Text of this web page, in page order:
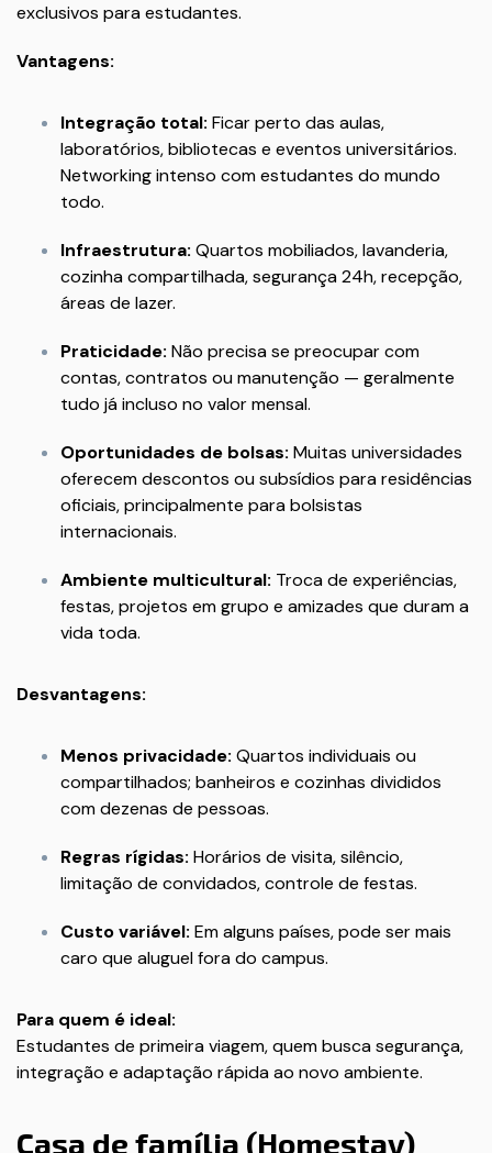
exclusivos para estudantes.
Vantagens:
Integração total: Ficar perto das aulas,
laboratórios, bibliotecas e eventos universitários.
Networking intenso com estudantes do mundo
todo.
Infraestrutura: Quartos mobiliados, lavanderia,
cozinha compartilhada, segurança 24h, recepção,
áreas de lazer.
Praticidade: Não precisa se preocupar com
contas, contratos ou manutenção — geralmente
tudo já incluso no valor mensal.
Oportunidades de bolsas: Muitas universidades
oferecem descontos ou subsídios para residências
oficiais, principalmente para bolsistas
internacionais.
Ambiente multicultural: Troca de experiências,
festas, projetos em grupo e amizades que duram a
vida toda.
Desvantagens:
Menos privacidade: Quartos individuais ou
compartilhados; banheiros e cozinhas divididos
com dezenas de pessoas.
Regras rígidas: Horários de visita, silêncio,
limitação de convidados, controle de festas.
Custo variável: Em alguns países, pode ser mais
caro que aluguel fora do campus.
Para quem é ideal:
Estudantes de primeira viagem, quem busca segurança,
integração e adaptação rápida ao novo ambiente.
Casa de família (Homestay)